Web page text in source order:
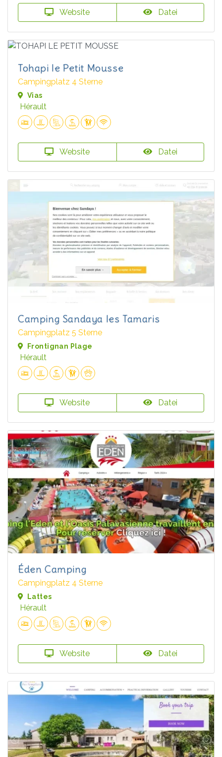
Website Datei
Tohapi le Petit Mousse
Campingplatz 4 Sterne
Vias
Hérault
Website Datei
Camping Sandaya les Tamaris
Campingplatz 5 Sterne
Frontignan Plage
Hérault
Website Datei
Éden Camping
Campingplatz 4 Sterne
Lattes
Hérault
Website Datei